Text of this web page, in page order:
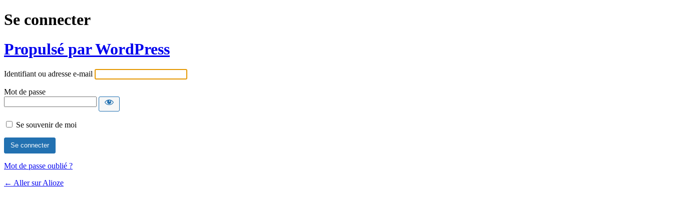
Se connecter
Propulsé par WordPress
Identifiant ou adresse e-mail
Mot de passe
Se souvenir de moi
Mot de passe oublié ?
← Aller sur Alioze